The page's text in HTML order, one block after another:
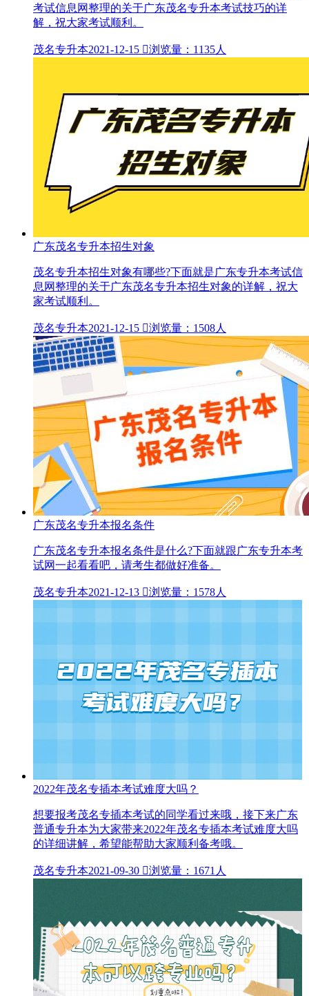
考试信息网整理的关于广东茂名专升本考试技巧的详
解，祝大家考试顺利。
茂名专升本2021-12-15 浏览量：1135人
广东茂名专升本招生对象
茂名专升本招生对象有哪些?下面就是广东专升本考试信
息网整理的关于广东茂名专升本招生对象的详解，祝大
家考试顺利。
茂名专升本2021-12-15 浏览量：1508人
广东茂名专升本报名条件
广东茂名专升本报名条件是什么?下面就跟广东专升本考
试网​一起看看吧，请考生都做好准备。
茂名专升本2021-12-13 浏览量：1578人
2022年茂名专插本考试难度大吗？
想要报考茂名专插本考试的同学看过来哦，接下来广东
普通专升本为大家带来2022年茂名专插本考试难度大吗
的详细讲解，希望能帮助大家顺利备考哦。
茂名专升本2021-09-30 浏览量：1671人